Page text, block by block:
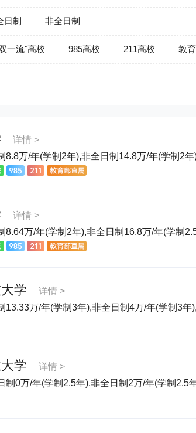
日制 非全日制
一流"高校 985高校 211高校 教
详情 >
8.8万/年(学制2年),非全日制14.8万/年(学制2
详情 >
8.64万/年(学制2年),非全日制16.8万/年(学制
学
详情 >
13.33万/年(学制3年),非全日制4万/年(学制3年
学
详情 >
制0万/年(学制2.5年),非全日制2万/年(学制2.5